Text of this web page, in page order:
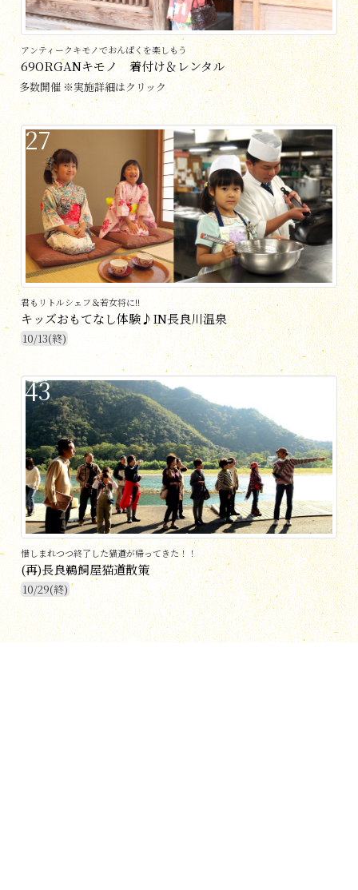
アンティークキモノでおんぱくを楽しもう
69ORGANキモノ 着付け＆レンタル
多数開催 ※実施詳細はクリック
27
君もリトルシェフ＆若女将に!!
キッズおもてなし体験♪IN長良川温泉
10/13(終)
43
惜しまれつつ終了した猫道が帰ってきた！！
(再)長良鵜飼屋猫道散策
10/29(終)